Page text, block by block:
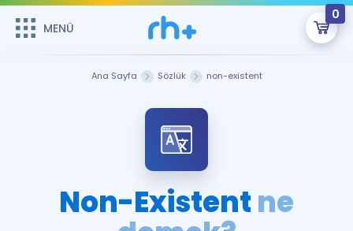
MENÜ
0
Şifremi Hatırlamıyorum
Sepetin Şu An Boş.
Remzi Hoca ile seni sınava hazırlayacak onlarca eğitim seni
bekliyor!
MENÜ
Katılımcı Görüşleri
Ana Sayfa Sözlük non-existent
Non-Existentne